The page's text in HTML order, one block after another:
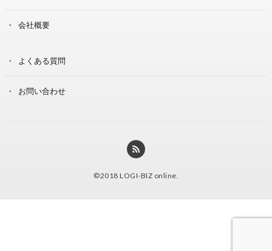
会社概要
よくある質問
お問い合わせ
©2018 LOGI-BIZ online